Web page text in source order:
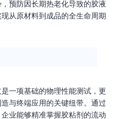
预防因长期热老化导致的胶液
从原材料到成品的全生命周期
一项基础的物理性能测试，更
与终端应用的关键纽带。通过
业能够精准掌握胶粘剂的流动